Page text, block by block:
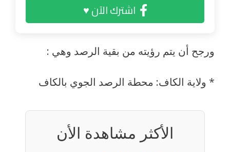
اشترك الآن ♥
ورجح أن يتم رؤيته من بقية الرصد وهي :
* ولاية الكاف: محطة الرصد الجوي بالكاف
الأكثر مشاهدة الأن